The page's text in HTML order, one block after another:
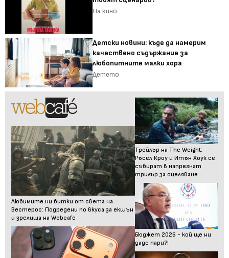
На кино
Детски новини: къде да намерим
качествено съдържание за
любопитните малки хора
Детето
Любимите ни битки от света на
Вестерос: Подредени по вкуса за екшън
и зрелища на Webcafe
Трейлър на The Weight:
Ръсел Кроу и Итън Хоук се
събират в напрегнат
трилър за оцеляване
Бюджет 2026 - кой ще ни
даде пари?!